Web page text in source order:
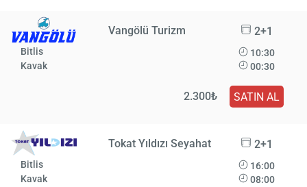
Vangölü Turizm 2+1
Bitlis
Kavak
10:30
00:30
2.300₺ SATIN AL
Tokat Yıldızı Seyahat 2+1
Bitlis
Kavak
16:00
08:00